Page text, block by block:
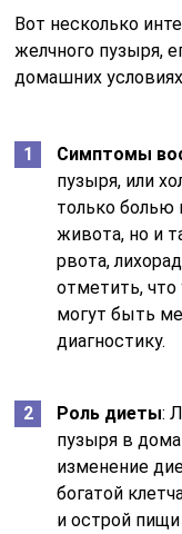
Вот несколько
желчного пузыря,
домашних
Симптомы
пузыря, или
только болью
живота, но и
рвота,
отметить,
могут быть
диагностику.
Роль диеты:
пузыря в
изменение
богатой
и острой